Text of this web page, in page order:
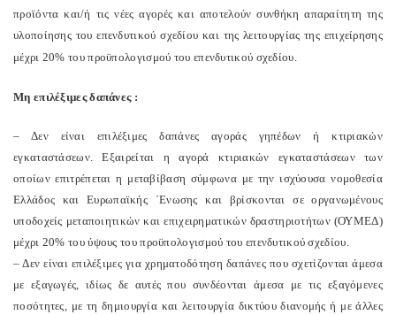
προϊόντα και/ή τις νέες αγορές και αποτελούν συνθήκη απαραίτητη της
υλοποίησης του επενδυτικού σχεδίου και της λειτουργίας της επιχείρησης
μέχρι 20% του προϋπολογισμού του επενδυτικού σχεδίου.
Μη επιλέξιμες δαπάνες :
– Δεν είναι επιλέξιμες δαπάνες αγοράς γηπέδων ή κτιριακών
εγκαταστάσεων. Εξαιρείται η αγορά κτιριακών εγκαταστάσεων των
οποίων επιτρέπεται η μεταβίβαση σύμφωνα με την ισχύουσα νομοθεσία
Ελλάδος και Ευρωπαϊκής ΄Ενωσης και βρίσκονται σε οργανωμένους
υποδοχείς μεταποιητικών και επιχειρηματικών δραστηριοτήτων (ΟΥΜΕΔ)
μέχρι 20% του ύψους του προϋπολογισμού του επενδυτικού σχεδίου.
– Δεν είναι επιλέξιμες για χρηματοδότηση δαπάνες που σχετίζονται άμεσα
με εξαγωγές, ιδίως δε αυτές που συνδέονται άμεσα με τις εξαγόμενες
ποσότητες, με τη δημιουργία και λειτουργία δικτύου διανομής ή με άλλες